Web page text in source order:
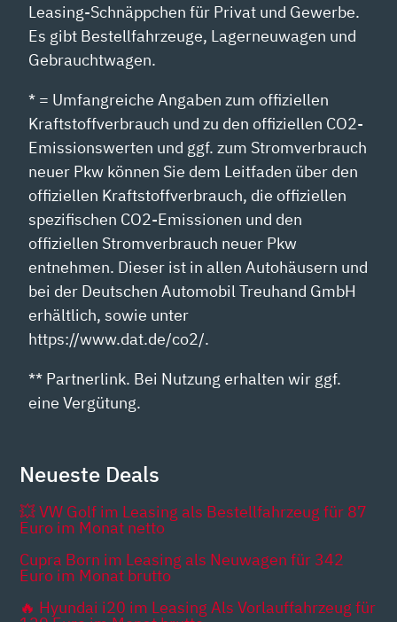
Leasing-Schnäppchen für Privat und Gewerbe.
Es gibt Bestellfahrzeuge, Lagerneuwagen und
Gebrauchtwagen.
* = Umfangreiche Angaben zum offiziellen
Kraftstoffverbrauch und zu den offiziellen CO2-
Emissionswerten und ggf. zum Stromverbrauch
neuer Pkw können Sie dem Leitfaden über den
offiziellen Kraftstoffverbrauch, die offiziellen
spezifischen CO2-Emissionen und den
offiziellen Stromverbrauch neuer Pkw
entnehmen. Dieser ist in allen Autohäusern und
bei der Deutschen Automobil Treuhand GmbH
erhältlich, sowie unter
https://www.dat.de/co2/.
** Partnerlink. Bei Nutzung erhalten wir ggf.
eine Vergütung.
Neueste Deals
💥 VW Golf im Leasing als Bestellfahrzeug für 87
Euro im Monat netto
Cupra Born im Leasing als Neuwagen für 342
Euro im Monat brutto
🔥 Hyundai i20 im Leasing Als Vorlauffahrzeug für